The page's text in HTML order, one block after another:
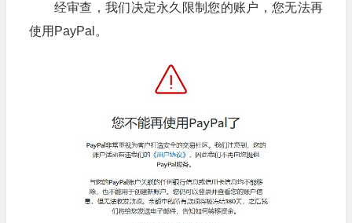
经审查，我们决定永久限制您的账户，您无法再
使用PayPal。